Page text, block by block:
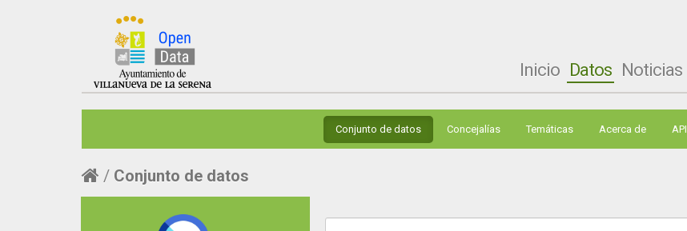
Inicio Datos Noticias
Conjunto de datos Concejalías Temáticas Acerca de API
Conjunto de datos